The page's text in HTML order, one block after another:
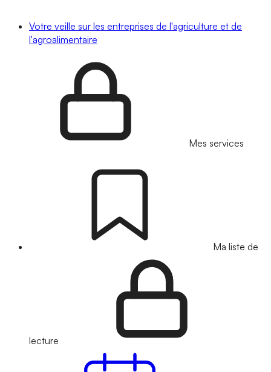
Votre veille sur les entreprises de l'agriculture et de
l'agroalimentaire
Mes services
Ma liste de
lecture